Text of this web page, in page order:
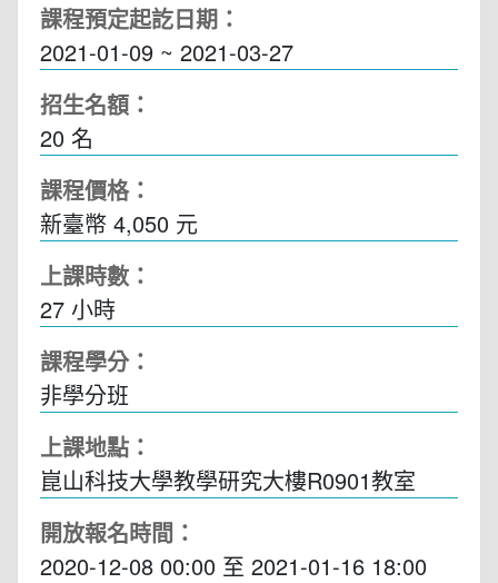
課程預定起訖日期：
2021-01-09 ~ 2021-03-27
招生名額：
20 名
課程價格：
新臺幣 4,050 元
上課時數：
27 小時
課程學分：
非學分班
上課地點：
崑山科技大學教學研究大樓R0901教室
開放報名時間：
2020-12-08 00:00 至 2021-01-16 18:00